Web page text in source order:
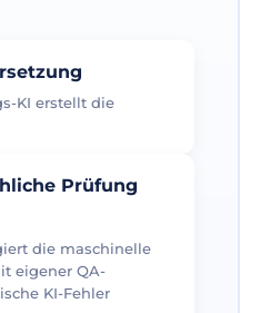
KI erstellt die
Prüfung
die maschinelle
eigener QA-
KI-Fehler